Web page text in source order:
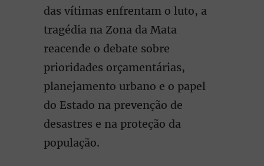
das vítimas enfrentam o luto, a
tragédia na Zona da Mata
reacende o debate sobre
prioridades orçamentárias,
planejamento urbano e o papel
do Estado na prevenção de
desastres e na proteção da
população.